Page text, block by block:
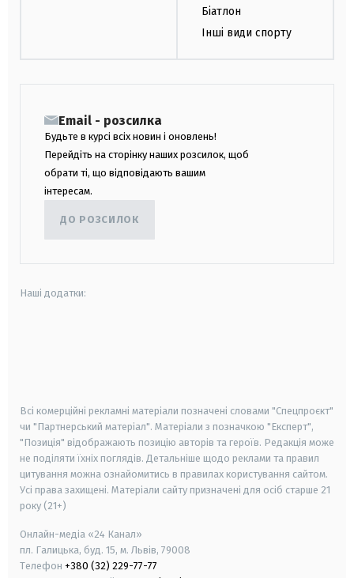
Біатлон
Інші види спорту
Email - розсилка
Будьте в курсі всіх новин і оновлень!
Перейдіть на сторінку наших розсилок, щоб
обрати ті, що відповідають вашим
інтересам.
ДО РОЗСИЛОК
Наші додатки:
Всі комерційні рекламні матеріали позначені словами "Спецпроєкт"
чи "Партнерський матеріал". Матеріали з позначкою "Експерт",
"Позиція" відображають позицію авторів та героїв. Редакція може
не поділяти їхніх поглядів. Детальніше щодо реклами та правил
цитування можна ознайомитись в правилах користування сайтом.
Усі права захищені. Матеріали сайту призначені для осіб старше 21
року (21+)
Онлайн-медіа «24 Канал»
пл. Галицька, буд. 15, м. Львів, 79008
Телефон +380 (32) 229-77-77